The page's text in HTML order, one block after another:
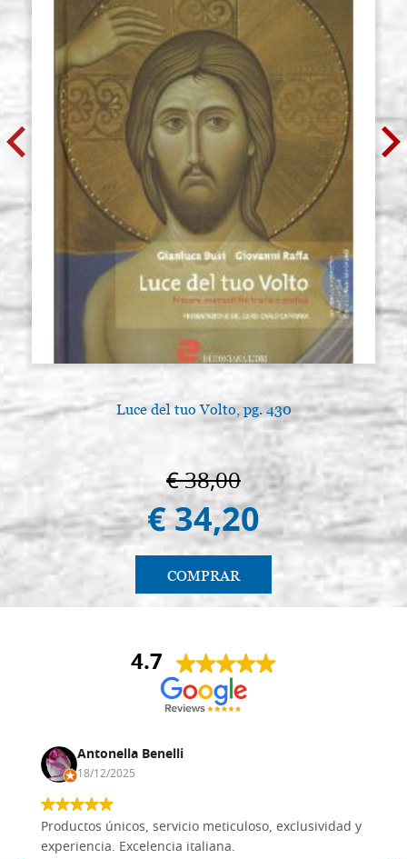
Luce del tuo Volto, pg. 430
€ 38,00
€ 34,20
COMPRAR
4.7
Antonella Benelli
18/12/2025
Productos únicos, servicio meticuloso, exclusividad y
experiencia. Excelencia italiana.